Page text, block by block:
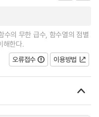
수의 무한 급수, 함수열의 점별
해한다.
오류접수
이용방법